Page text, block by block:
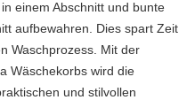
einem Abschnitt und bunte
aufbewahren. Dies spart Zeit
Waschprozess. Mit der
Wäschekorbs wird die
und stilvollen